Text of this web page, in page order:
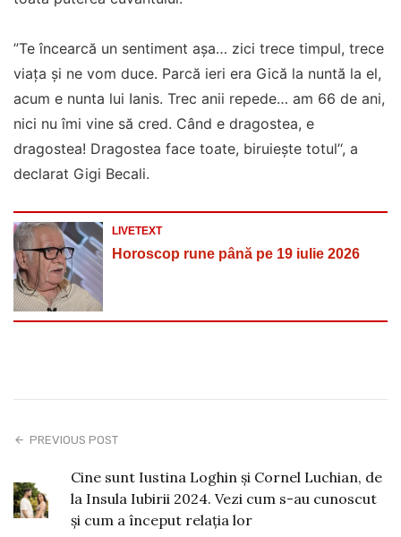
”Te încearcă un sentiment așa… zici trece timpul, trece
viața și ne vom duce. Parcă ieri era Gică la nuntă la el,
acum e nunta lui Ianis. Trec anii repede… am 66 de ani,
nici nu îmi vine să cred. Când e dragostea, e
dragostea! Dragostea face toate, biruiește totul’‘, a
declarat Gigi Becali.
LIVETEXT
Horoscop rune până pe 19 iulie 2026
PREVIOUS POST
Cine sunt Iustina Loghin și Cornel Luchian, de
la Insula Iubirii 2024. Vezi cum s-au cunoscut
și cum a început relația lor